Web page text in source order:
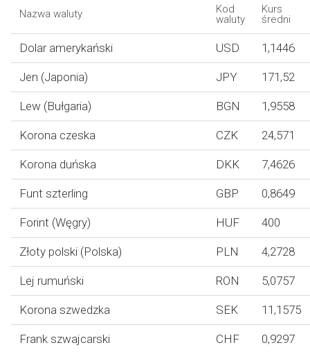
Nazwa waluty
Kod
waluty
Kurs
średni
Dolar amerykański USD 1,1446
Jen (Japonia) JPY 171,52
Lew (Bułgaria) BGN 1,9558
Korona czeska CZK 24,571
Korona duńska DKK 7,4626
Funt szterling GBP 0,8649
Forint (Węgry) HUF 400
Złoty polski (Polska) PLN 4,2728
Lej rumuński RON 5,0757
Korona szwedzka SEK 11,1575
Frank szwajcarski CHF 0,9297